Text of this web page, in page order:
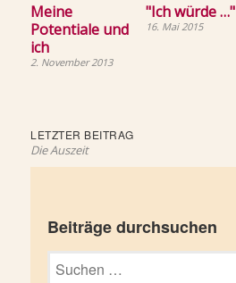
Meine
Potentiale und
ich
2. November 2013
"Ich würde …"
16. Mai 2015
Beitragsnavigation
LETZTER BEITRAGLetzter
Die Auszeit
Beiträge durchsuchen
Suchen
nach: